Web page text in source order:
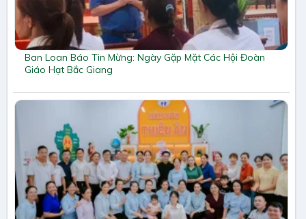
Ban Loan Báo Tin Mừng: Ngày Gặp Mặt Các Hội Đoàn
Giáo Hạt Bắc Giang